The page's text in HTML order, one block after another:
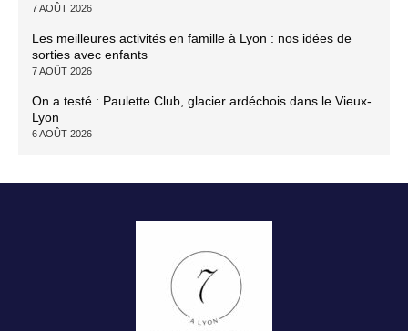
7 AOÛT 2026
Les meilleures activités en famille à Lyon : nos idées de
sorties avec enfants
7 AOÛT 2026
On a testé : Paulette Club, glacier ardéchois dans le Vieux-
Lyon
6 AOÛT 2026